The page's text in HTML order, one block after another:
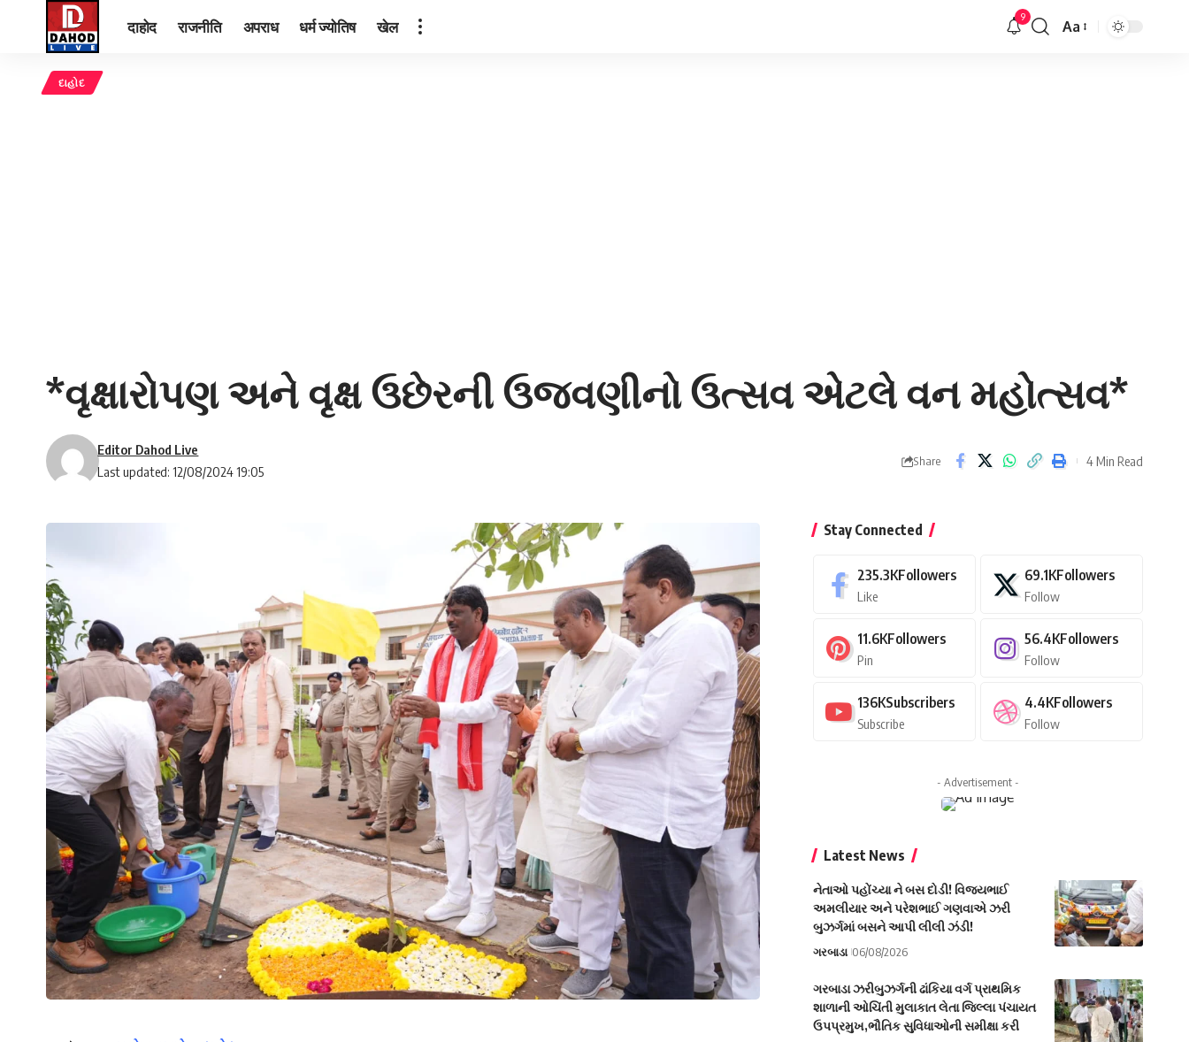
दाहोद राजनीति अपराध धर्म ज्योतिष खेल 9
Font
Aa
દાહોદ
*વૃક્ષારોપણ અને વૃક્ષ ઉછેરની ઉજવણીનો ઉત્સવ એટલે વન મહોત્સવ*
Last updated: 12/08/2024 19:05
Editor Dahod Live
Share 4 Min Read
Stay Connected
235.3KFollowers
Like
69.1KFollowers
Follow
11.6KFollowers
Pin
56.4KFollowers
Follow
136KSubscribers
Subscribe
4.4KFollowers
Follow
- Advertisement -
Latest News
નેતાઓ પહોંચ્યા ને બસ દોડી! વિજયભાઈ
અમલીયાર અને પરેશભાઈ ગણવાએ ઝરી
બુઝર્ગમાં બસને આપી લીલી ઝંડી!
ગરબાડા 06/08/2026
ગરબાડા ઝરીબુઝર્ગની ઢાંકિયા વર્ગ પ્રાથમિક
શાળાની ઓચિંતી મુલાકાત લેતા જિલ્લા પંચાયત
ઉપપ્રમુખ,ભૌતિક સુવિધાઓની સમીક્ષા કરી